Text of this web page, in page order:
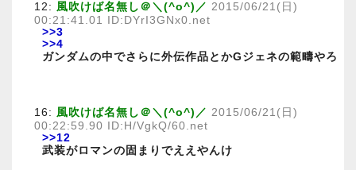
12: 風吹けば名無し＠＼(^o^)／ 2015/06/21(日)
00:21:41.01 ID:DYrI3GNx0.net
>>3
>>4
ガンダムの中でさらに外伝作品とかGジェネの範疇やろ
16: 風吹けば名無し＠＼(^o^)／ 2015/06/21(日)
00:22:59.90 ID:H/VgkQ/60.net
>>12
武装がロマンの固まりでええやんけ